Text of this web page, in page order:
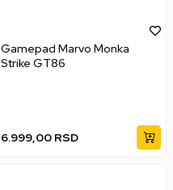
Gamepad Marvo Monka
Strike GT86
6.999,00 RSD